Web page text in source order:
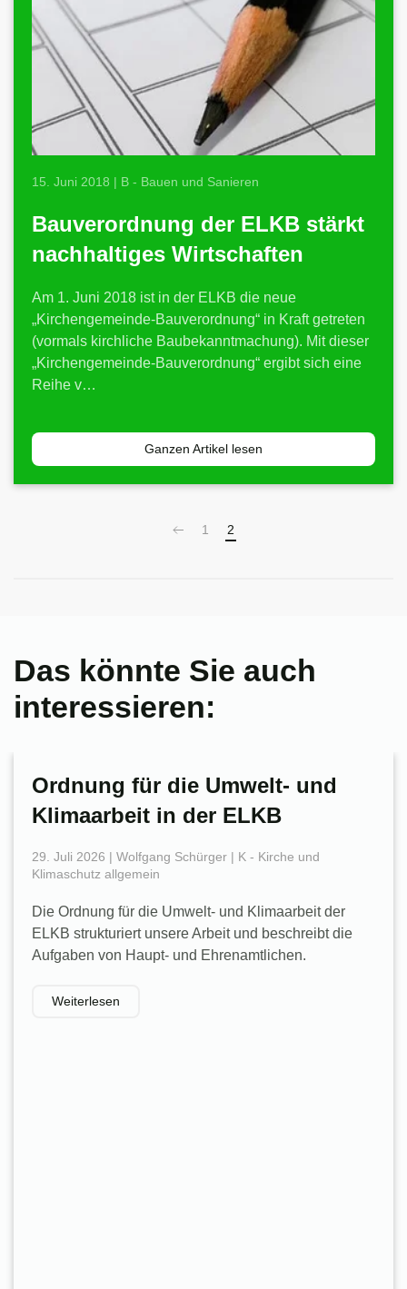
15. Juni 2018 | B - Bauen und Sanieren
Bauverordnung der ELKB stärkt
nachhaltiges Wirtschaften
Am 1. Juni 2018 ist in der ELKB die neue
„Kirchengemeinde-Bauverordnung“ in Kraft getreten
(vormals kirchliche Baubekanntmachung). Mit dieser
„Kirchengemeinde-Bauverordnung“ ergibt sich eine
Reihe v…
Ganzen Artikel lesen
1 2
Das könnte Sie auch
interessieren:
Ordnung für die Umwelt- und
Klimaarbeit in der ELKB
29. Juli 2026 | Wolfgang Schürger | K - Kirche und
Klimaschutz allgemein
Die Ordnung für die Umwelt- und Klimaarbeit der
ELKB strukturiert unsere Arbeit und beschreibt die
Aufgaben von Haupt- und Ehrenamtlichen.
Weiterlesen